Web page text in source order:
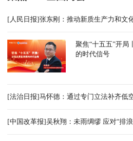
[人民日报]张东刚：推动新质生产力和文
聚焦“十五五”开局
的时代信号
[法治日报]马怀德：通过专门立法补齐低
[中国改革报]吴秋翔：未雨绸缪 应对“排